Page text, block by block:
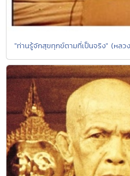
"ท่านรู้จักสุขทุกข์ตามที่เป็นจริง" (หลว